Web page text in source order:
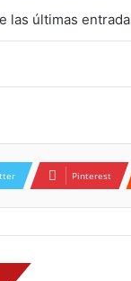
las últimas
Pinterest